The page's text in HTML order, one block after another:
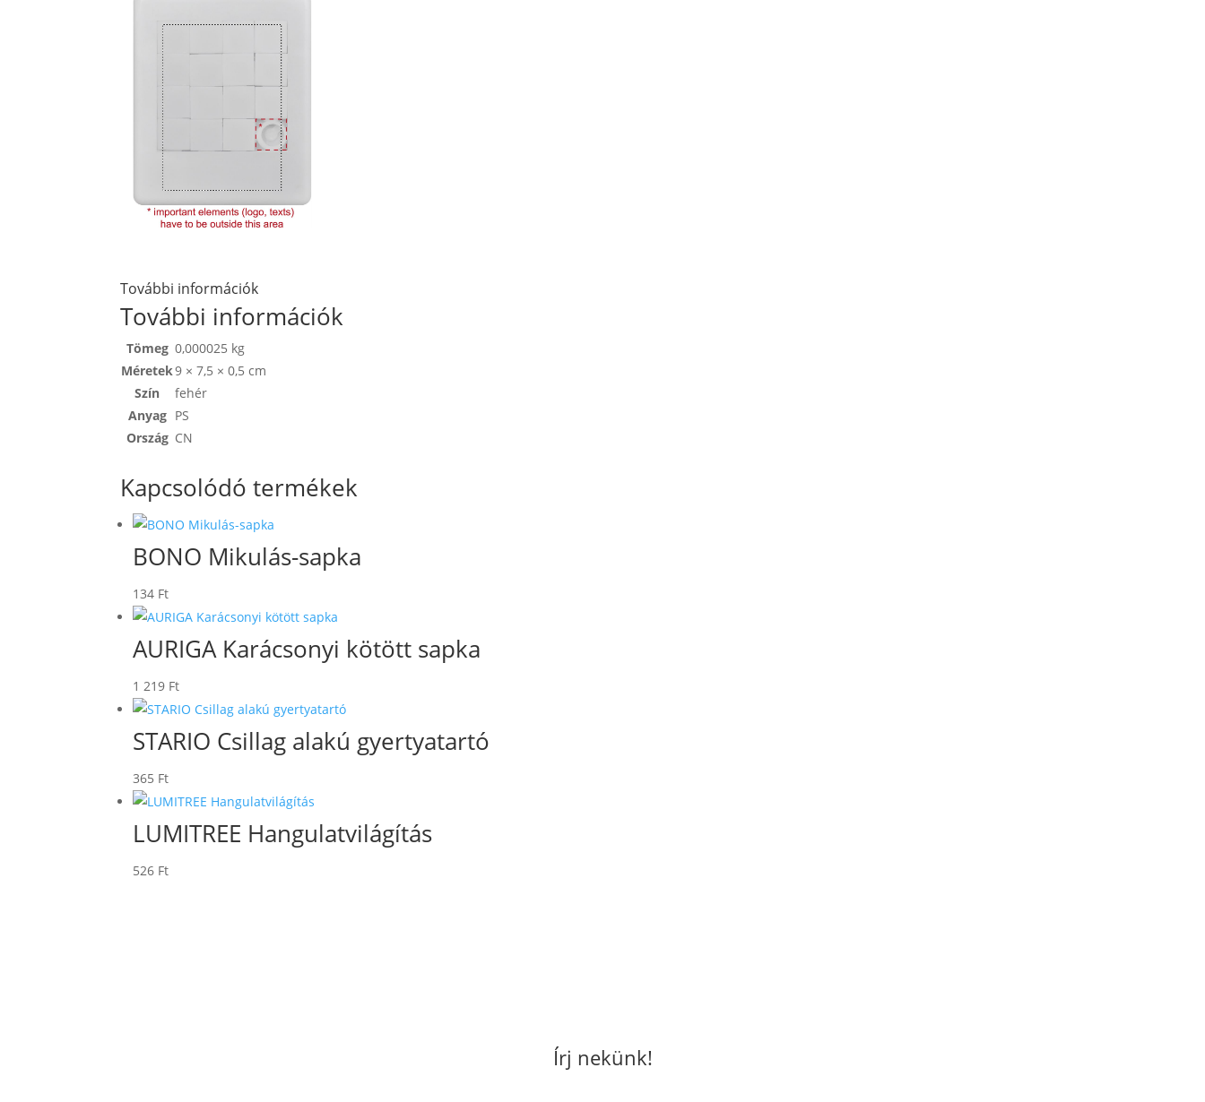
További információk
További információk
Tömeg 0,000025 kg
Méretek9 × 7,5 × 0,5 cm
Szín
fehér
Anyag PS
Ország CN
Kapcsolódó termékek
BONO Mikulás-sapka
134 Ft
AURIGA Karácsonyi kötött sapka
1 219 Ft
STARIO Csillag alakú gyertyatartó
365 Ft
LUMITREE Hangulatvilágítás
526 Ft
Írj nekünk!